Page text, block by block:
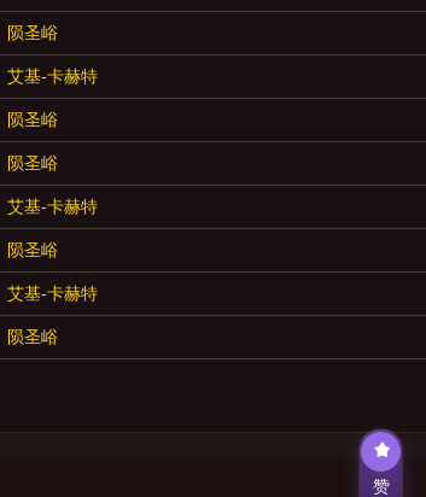
陨圣峪
艾基-卡赫特
陨圣峪
陨圣峪
艾基-卡赫特
陨圣峪
艾基-卡赫特
陨圣峪
赞